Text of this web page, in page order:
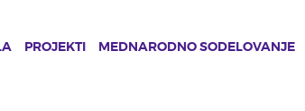
PROJEKTI MEDNARODNO SODELOVANJE